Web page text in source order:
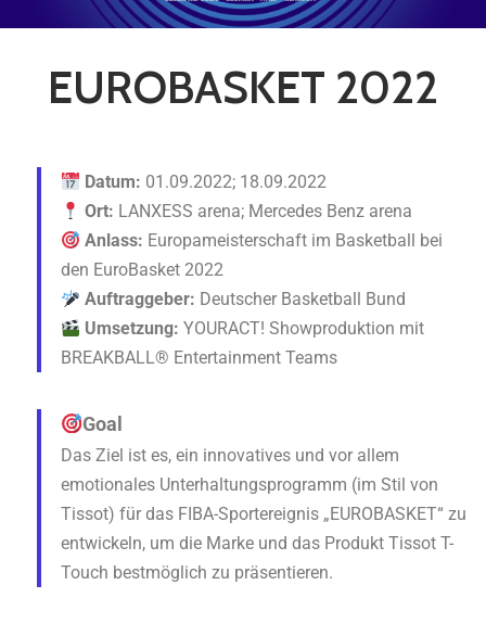
EUROBASKET 2022
Datum: 01.09.2022; 18.09.2022
Ort: LANXESS arena; Mercedes Benz arena
Anlass: Europameisterschaft im Basketball bei
den EuroBasket 2022
Auftraggeber: Deutscher Basketball Bund
Umsetzung: YOURACT! Showproduktion mit
BREAKBALL® Entertainment Teams
Goal
Das Ziel ist es, ein innovatives und vor allem
emotionales Unterhaltungsprogramm (im Stil von
Tissot) für das FIBA-Sportereignis „EUROBASKET“ zu
entwickeln, um die Marke und das Produkt Tissot T-
Touch bestmöglich zu präsentieren.